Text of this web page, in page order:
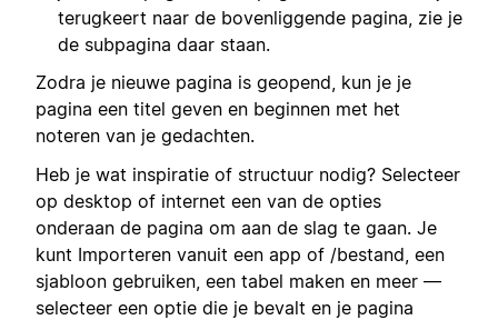
terugkeert naar de bovenliggende pagina, zie je
de subpagina daar staan.
Zodra je nieuwe pagina is geopend, kun je je
pagina een titel geven en beginnen met het
noteren van je gedachten.
Heb je wat inspiratie of structuur nodig? Selecteer
op desktop of internet een van de opties
onderaan de pagina om aan de slag te gaan. Je
kunt Importeren vanuit een app of /bestand, een
sjabloon gebruiken, een tabel maken en meer —
selecteer een optie die je bevalt en je pagina